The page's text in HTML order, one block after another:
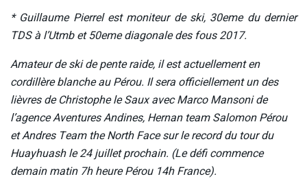
* Guillaume Pierrel est moniteur de ski, 30eme du dernier
TDS à l’Utmb et 50eme diagonale des fous 2017.
Amateur de ski de pente raide, il est actuellement en
cordillère blanche au Pérou. Il sera officiellement un des
lièvres de Christophe le Saux avec Marco Mansoni de
l’agence Aventures Andines, Hernan team Salomon Pérou
et Andres Team the North Face sur le record du tour du
Huayhuash le 24 juillet prochain. (Le défi commence
demain matin 7h heure Pérou 14h France).